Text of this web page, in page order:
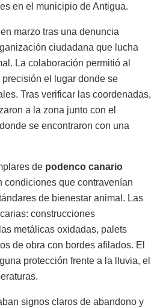
en el municipio de Antigua.
marzo tras una denuncia
ciudadana que lucha
La colaboración permitió al
el lugar donde se
Tras verificar las coordenadas,
a la zona junto con el
se encontraron con una
de podenco canario
condiciones que contravenían
de bienestar animal. Las
construcciones
metálicas oxidadas, palets
de obra con bordes afilados. El
protección frente a la lluvia, el
signos claros de abandono y